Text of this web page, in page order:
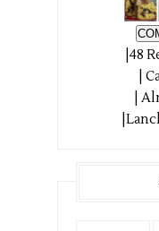
|48
|
|